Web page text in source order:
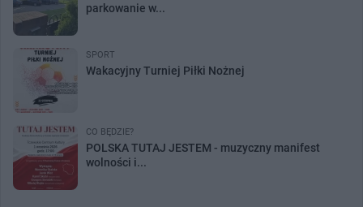
parkowanie w...
SPORT
Wakacyjny Turniej Piłki Nożnej
CO BĘDZIE?
POLSKA TUTAJ JESTEM - muzyczny manifest
wolności i...